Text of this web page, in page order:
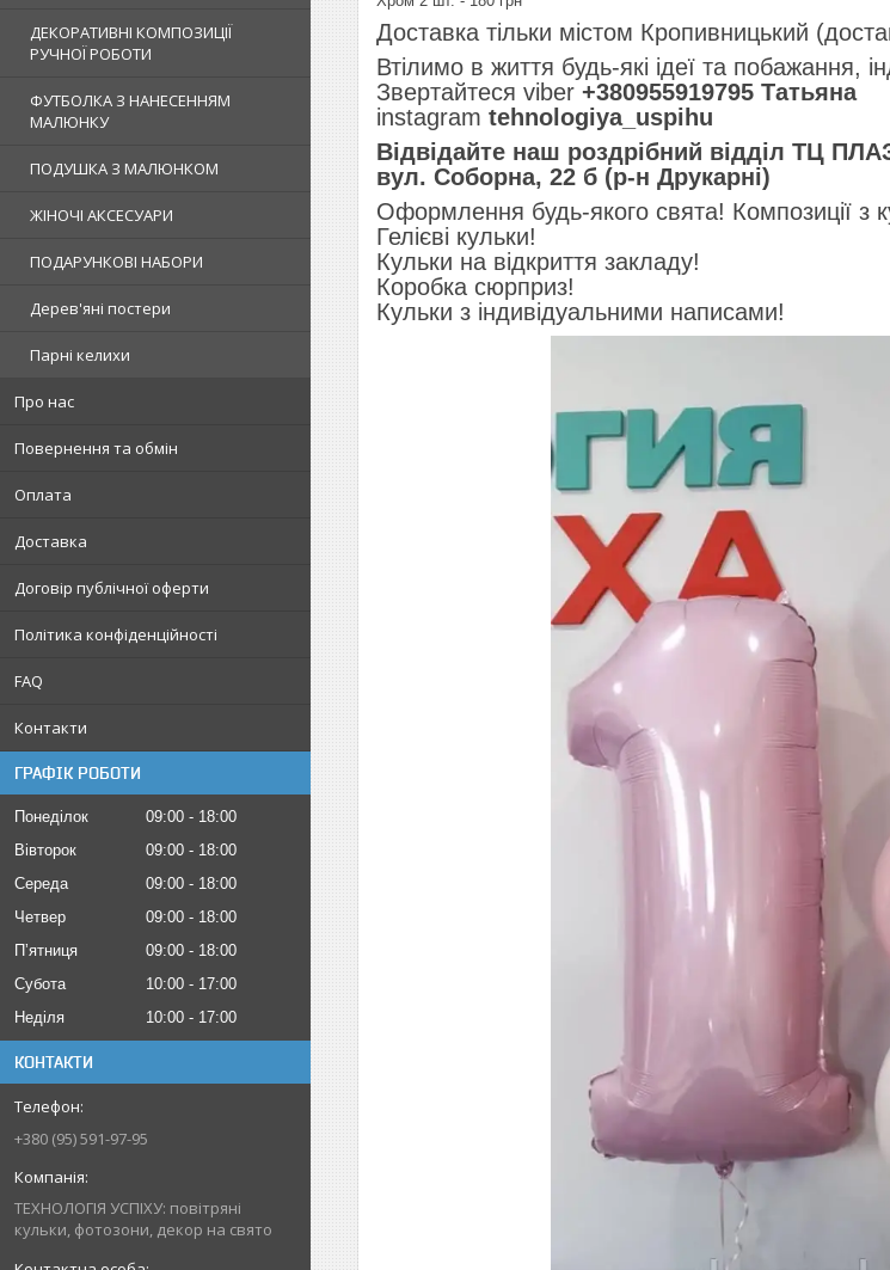
ДЕКОРАТИВНІ КОМПОЗИЦІЇ
РУЧНОЇ РОБОТИ
ФУТБОЛКА З НАНЕСЕННЯМ
МАЛЮНКУ
ПОДУШКА З МАЛЮНКОМ
ЖІНОЧІ АКСЕСУАРИ
ПОДАРУНКОВІ НАБОРИ
Дерев'яні постери
Парні келихи
Про нас
Повернення та обмін
Оплата
Доставка
Договір публічної оферти
Політика конфіденційності
FAQ
Контакти
ГРАФІК РОБОТИ
Понеділок 09:00
18:00
Вівторок
09:00
18:00
Середа
09:00
18:00
Четвер
09:00
18:00
Пʼятниця
09:00
18:00
Субота
10:00
17:00
Неділя
10:00 17:00
КОНТАКТИ
+380 (95) 591-97-95
ТЕХНОЛОГІЯ УСПІХУ: повітряні
кульки, фотозони, декор на свято
Доставка тільки містом Кропивницький
Втілимо в життя будь-які ідеї та побажання,
Звертайтеся viber +380955919795 Татьяна
instagram tehnologiya_uspihu
Відвідайте наш роздрібний відділ ТЦ
вул. Соборна, 22 б (р-н Друкарні)
Оформлення будь-якого свята! Композиції з
Гелієві кульки!
Кульки на відкриття закладу!
Коробка сюрприз!
Кульки з індивідуальними написами!